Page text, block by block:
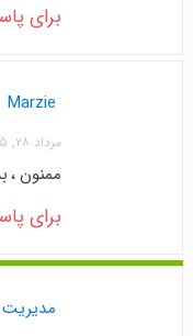
برای
Marzie
مرداد ۲۸, ۱۳۹۵ در ۱۴:۵۶
ممنون ،
برای
مدیریت